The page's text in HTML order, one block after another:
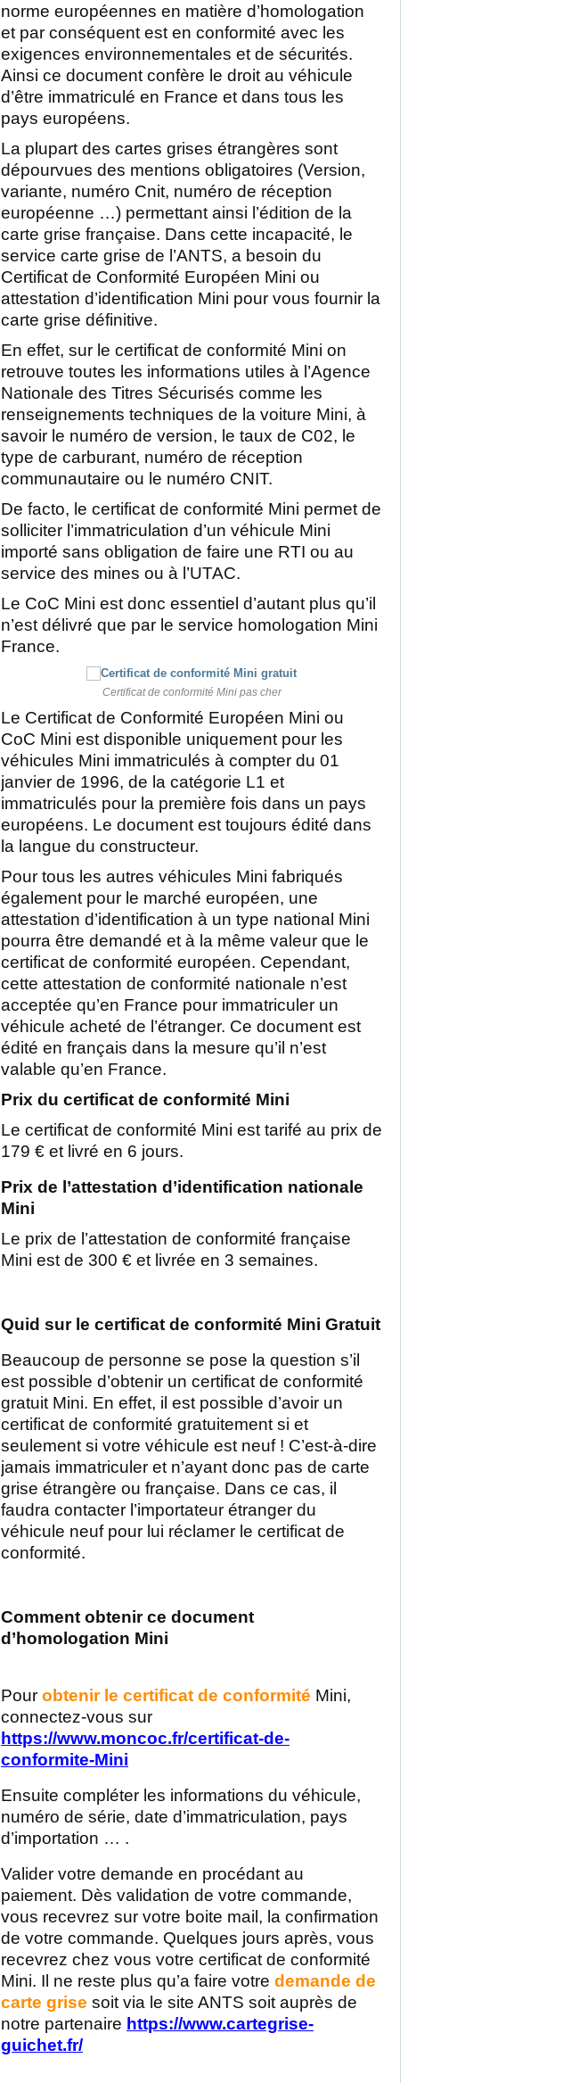
norme européennes en matière d’homologation
et par conséquent est en conformité avec les
exigences environnementales et de sécurités.
Ainsi ce document confère le droit au véhicule
d’être immatriculé en France et dans tous les
pays européens.
La plupart des cartes grises étrangères sont
dépourvues des mentions obligatoires (Version,
variante, numéro Cnit, numéro de réception
européenne …) permettant ainsi l’édition de la
carte grise française. Dans cette incapacité, le
service carte grise de l’ANTS, a besoin du
Certificat de Conformité Européen Mini ou
attestation d’identification Mini pour vous fournir la
carte grise définitive.
En effet, sur le certificat de conformité Mini on
retrouve toutes les informations utiles à l’Agence
Nationale des Titres Sécurisés comme les
renseignements techniques de la voiture Mini, à
savoir le numéro de version, le taux de C02, le
type de carburant, numéro de réception
communautaire ou le numéro CNIT.
De facto, le certificat de conformité Mini permet de
solliciter l’immatriculation d’un véhicule Mini
importé sans obligation de faire une RTI ou au
service des mines ou à l’UTAC.
Le CoC Mini est donc essentiel d’autant plus qu’il
n’est délivré que par le service homologation Mini
France.
Certificat de conformité Mini pas cher
Le Certificat de Conformité Européen Mini ou
CoC Mini est disponible uniquement pour les
véhicules Mini immatriculés à compter du 01
janvier de 1996, de la catégorie L1 et
immatriculés pour la première fois dans un pays
européens. Le document est toujours édité dans
la langue du constructeur.
Pour tous les autres véhicules Mini fabriqués
également pour le marché européen, une
attestation d’identification à un type national Mini
pourra être demandé et à la même valeur que le
certificat de conformité européen. Cependant,
cette attestation de conformité nationale n’est
acceptée qu’en France pour immatriculer un
véhicule acheté de l’étranger. Ce document est
édité en français dans la mesure qu’il n’est
valable qu’en France.
Prix du certificat de conformité Mini
Le certificat de conformité Mini est tarifé au prix de
179 € et livré en 6 jours.
Prix de l’attestation d’identification nationale
Mini
Le prix de l’attestation de conformité française
Mini est de 300 € et livrée en 3 semaines.
Quid sur le certificat de conformité Mini Gratuit
Beaucoup de personne se pose la question s’il
est possible d’obtenir un certificat de conformité
gratuit Mini. En effet, il est possible d’avoir un
certificat de conformité gratuitement si et
seulement si votre véhicule est neuf ! C’est-à-dire
jamais immatriculer et n’ayant donc pas de carte
grise étrangère ou française. Dans ce cas, il
faudra contacter l’importateur étranger du
véhicule neuf pour lui réclamer le certificat de
conformité.
Comment obtenir ce document
d’homologation Mini
Pour obtenir le certificat de conformité Mini,
connectez-vous sur
https://www.moncoc.fr/certificat-de-
conformite-Mini
Ensuite compléter les informations du véhicule,
numéro de série, date d’immatriculation, pays
d’importation … .
Valider votre demande en procédant au
paiement. Dès validation de votre commande,
vous recevrez sur votre boite mail, la confirmation
de votre commande. Quelques jours après, vous
recevrez chez vous votre certificat de conformité
Mini. Il ne reste plus qu’a faire votre demande de
carte grise soit via le site ANTS soit auprès de
notre partenaire https://www.cartegrise-
guichet.fr/